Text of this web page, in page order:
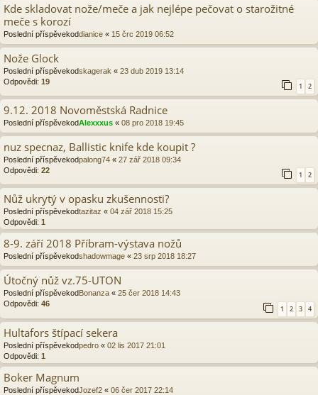
Kde skladovat nože/meče a jak nejlépe pečovat o starožitné
meče s korozí
Poslední příspěvekoddianice « 15 črc 2019 06:52
Nože Glock
Poslední příspěvekodskagerak « 23 dub 2019 13:14
Odpovědi: 19
1 2
9.12. 2018 Novoměstská Radnice
Poslední příspěvekodAlexxxus « 08 pro 2018 19:45
nuz specnaz, Ballistic knife kde koupit ?
Poslední příspěvekodpalong74 « 27 zář 2018 09:34
Odpovědi: 22
1 2
Nůž ukrytý v opasku zkušennosti?
Poslední příspěvekodtazitaz « 04 zář 2018 15:25
Odpovědi: 1
8-9. září 2018 Příbram-výstava nožů
Poslední příspěvekodshadowmage « 23 srp 2018 18:27
Útočný nůž vz.75-UTON
Poslední příspěvekod Bonanza « 25 čer 2018 14:43
Odpovědi: 46
1 2 3 4
Hultafors štípací sekera
Poslední příspěvekodpedro « 02 lis 2017 21:01
Odpovědi: 1
Boker Magnum
Poslední příspěvekodJozef2 « 06 čer 2017 22:14